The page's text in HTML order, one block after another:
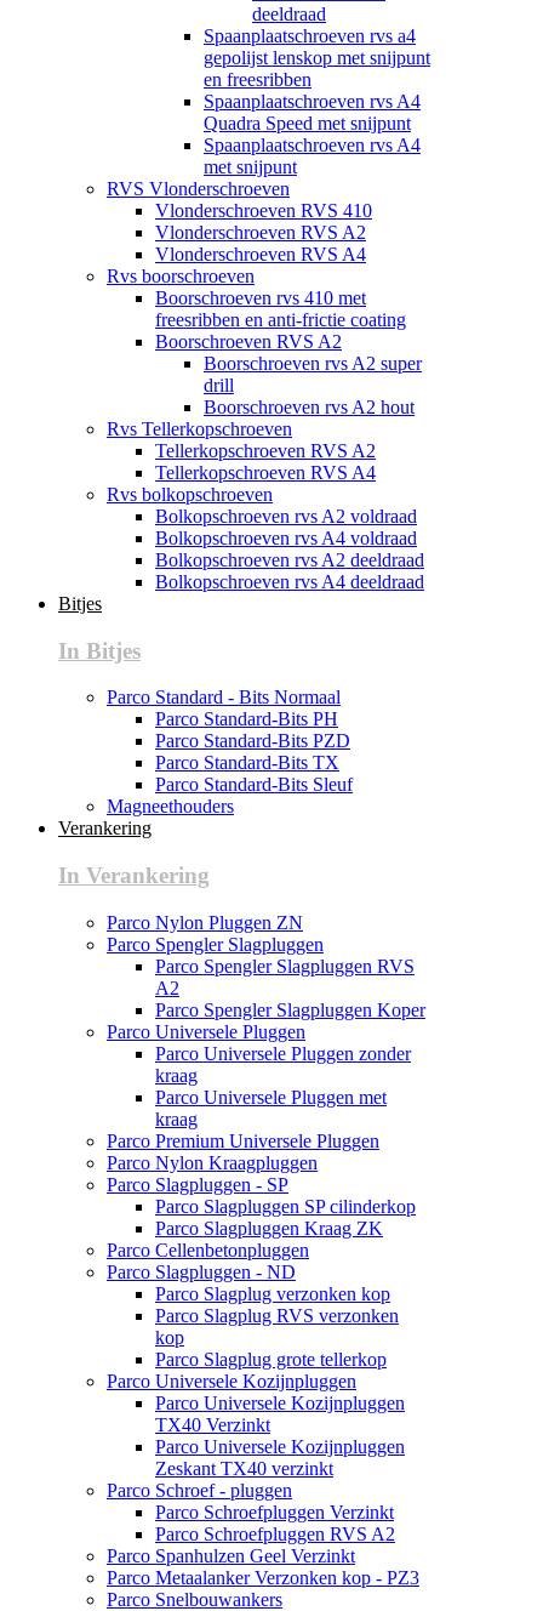
deeldraad
Spaanplaatschroeven rvs a4
gepolijst lenskop met snijpunt
en freesribben
Spaanplaatschroeven rvs A4
Quadra Speed met snijpunt
Spaanplaatschroeven rvs A4
met snijpunt
RVS Vlonderschroeven
Vlonderschroeven RVS 410
Vlonderschroeven RVS A2
Vlonderschroeven RVS A4
Rvs boorschroeven
Boorschroeven rvs 410 met
freesribben en anti-frictie coating
Boorschroeven RVS A2
Boorschroeven rvs A2 super
drill
Boorschroeven rvs A2 hout
Rvs Tellerkopschroeven
Tellerkopschroeven RVS A2
Tellerkopschroeven RVS A4
Rvs bolkopschroeven
Bolkopschroeven rvs A2 voldraad
Bolkopschroeven rvs A4 voldraad
Bolkopschroeven rvs A2 deeldraad
Bolkopschroeven rvs A4 deeldraad
Bitjes
In Bitjes
Parco Standard - Bits Normaal
Parco Standard-Bits PH
Parco Standard-Bits PZD
Parco Standard-Bits TX
Parco Standard-Bits Sleuf
Magneethouders
Verankering
In Verankering
Parco Nylon Pluggen ZN
Parco Spengler Slagpluggen
Parco Spengler Slagpluggen RVS
A2
Parco Spengler Slagpluggen Koper
Parco Universele Pluggen
Parco Universele Pluggen zonder
kraag
Parco Universele Pluggen met
kraag
Parco Premium Universele Pluggen
Parco Nylon Kraagpluggen
Parco Slagpluggen - SP
Parco Slagpluggen SP cilinderkop
Parco Slagpluggen Kraag ZK
Parco Cellenbetonpluggen
Parco Slagpluggen - ND
Parco Slagplug verzonken kop
Parco Slagplug RVS verzonken
kop
Parco Slagplug grote tellerkop
Parco Universele Kozijnpluggen
Parco Universele Kozijnpluggen
TX40 Verzinkt
Parco Universele Kozijnpluggen
Zeskant TX40 verzinkt
Parco Schroef - pluggen
Parco Schroefpluggen Verzinkt
Parco Schroefpluggen RVS A2
Parco Spanhulzen Geel Verzinkt
Parco Metaalanker Verzonken kop - PZ3
Parco Snelbouwankers